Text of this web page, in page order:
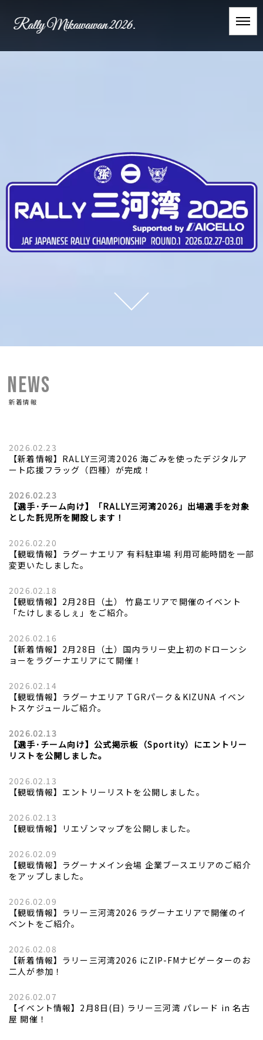
NEWS
新着情報
2026.02.23
【新着情報】RALLY三河湾2026 海ごみを使ったデジタルア
ート応援フラッグ（四種）が完成！
2026.02.23
【選手･チーム向け】「RALLY三河湾2026」出場選手を対象
とした託児所を開設します！
2026.02.20
【観戦情報】ラグーナエリア 有料駐車場 利用可能時間を一部
変更いたしました。
2026.02.18
【観戦情報】2月28日（土） 竹島エリアで開催のイベント
「たけしまるしぇ」をご紹介。
2026.02.16
【新着情報】2月28日（土）国内ラリー史上初のドローンシ
ョーをラグーナエリアにて開催！
2026.02.14
【観戦情報】ラグーナエリア TGRパーク＆KIZUNA イベン
トスケジュールご紹介。
2026.02.13
【選手･チーム向け】公式掲示板（Sportity）にエントリー
リストを公開しました。
2026.02.13
【観戦情報】エントリーリストを公開しました。
2026.02.13
【観戦情報】リエゾンマップを公開しました。
2026.02.09
【観戦情報】ラグーナメイン会場 企業ブースエリアのご紹介
をアップしました。
2026.02.09
【観戦情報】ラリー三河湾2026 ラグーナエリアで開催のイ
ベントをご紹介。
2026.02.08
【新着情報】ラリー三河湾2026 にZIP-FMナビゲーターのお
二人が参加！
2026.02.07
【イベント情報】2月8日(日) ラリー三河湾 パレード in 名古
屋 開催！